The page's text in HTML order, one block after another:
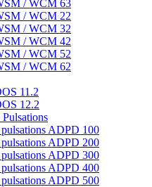
/ WCM 63
/ WCM 22
/ WCM 32
/ WCM 42
/ WCM 52
/ WCM 62
11.2
12.2
ADPD 100
ADPD 200
ADPD 300
ADPD 400
ADPD 500